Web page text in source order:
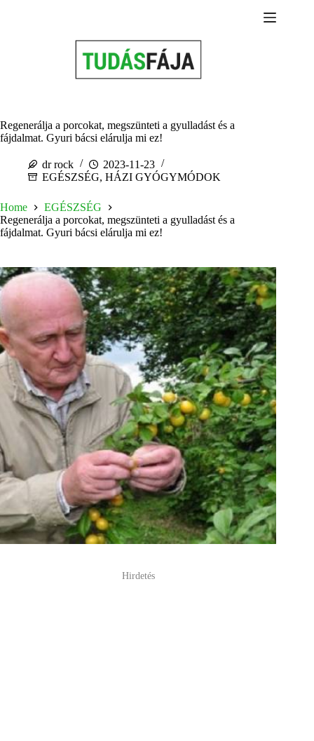
Regenerálja a porcokat, megszünteti a gyulladást és a
fájdalmat. Gyuri bácsi elárulja mi ez!
dr rock
2023-11-23
EGÉSZSÉG, HÁZI GYÓGYMÓDOK
Home
EGÉSZSÉG
Regenerálja a porcokat, megszünteti a gyulladást és a
fájdalmat. Gyuri bácsi elárulja mi ez!
Hirdetés